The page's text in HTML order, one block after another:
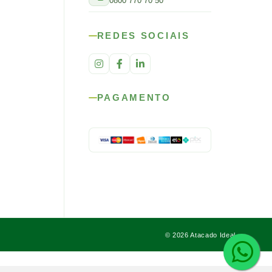
REDES SOCIAIS
PAGAMENTO
© 2026 Atacado Ideal